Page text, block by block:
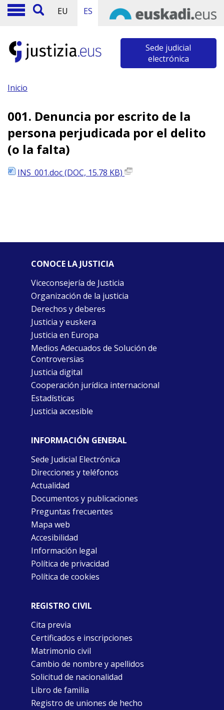
EU ES
Sede judicial
electrónica
Inicio
001. Denuncia por escrito de la
persona perjudicada por el delito
(o la falta)
INS_001.doc (DOC, 15.78 KB)
CONOCE LA JUSTICIA
Viceconsejería de Justicia
Organización de la justicia
Derechos y deberes
Justicia y euskera
Justicia en Europa
Medios Adecuados de Solución de
Controversias
Justicia digital
Cooperación jurídica internacional
Estadísticas
Justicia accesible
INFORMACIÓN GENERAL
Sede Judicial Electrónica
Direcciones y teléfonos
Actualidad
Documentos y publicaciones
Preguntas frecuentes
Mapa web
Accesibilidad
Información legal
Política de privacidad
Política de cookies
REGISTRO CIVIL
Cita previa
Certificados e inscripciones
Matrimonio civil
Cambio de nombre y apellidos
Solicitud de nacionalidad
Libro de familia
Registro de uniones de hecho